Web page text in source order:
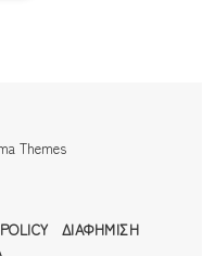
Themes
ΔΙΑΦΉΜΙΣΗ